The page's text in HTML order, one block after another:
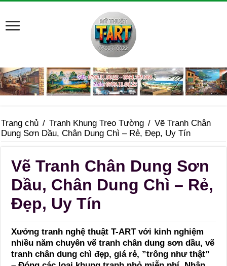
Trang chủ / Tranh Khung Treo Tường / Vẽ Tranh Chân
Dung Sơn Dầu, Chân Dung Chì – Rẻ, Đẹp, Uy Tín
Vẽ Tranh Chân Dung Sơn
Dầu, Chân Dung Chì – Rẻ,
Đẹp, Uy Tín
Xưởng tranh nghệ thuật T-ART với kinh nghiệm
nhiều năm chuyên vẽ tranh chân dung sơn dầu, vẽ
tranh chân dung chì đẹp, giá rẻ, ”trông như thật”